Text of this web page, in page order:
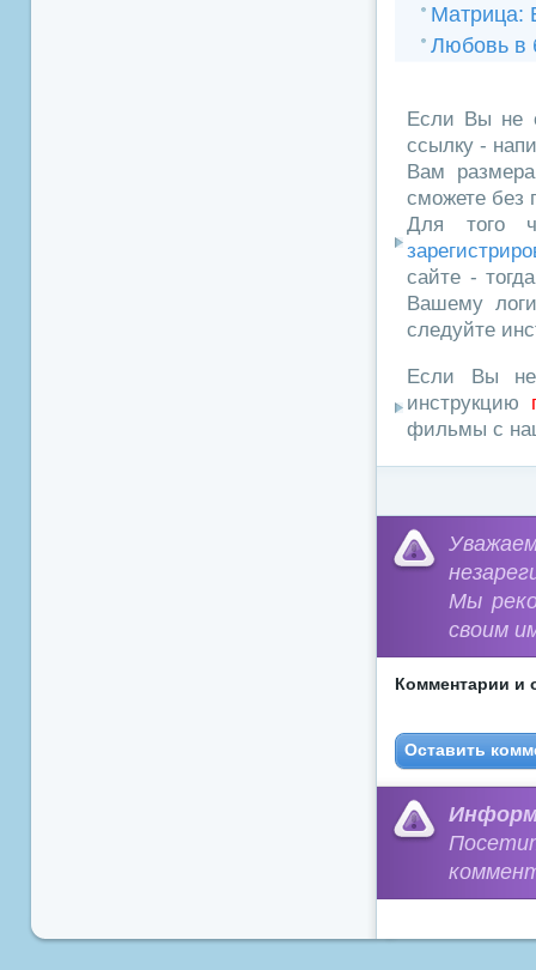
Матрица:
Любовь в
Если Вы не
ссылку -
Вам
сможете без
Для того
сайте -
Вашему
следуйте
Если Вы не
инструкцию
фильмы с
Мы
своим
Комментарии и
Оставить